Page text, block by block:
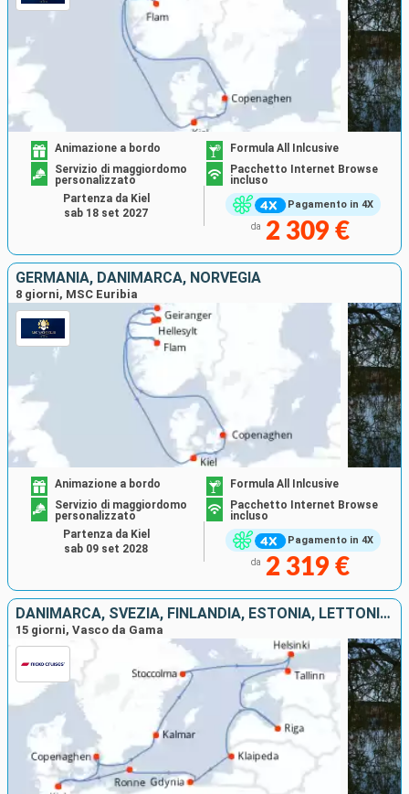
Pagamento in 4X
Animazione a bordo
Formula All Inlcusive
Servizio di maggiordomo
personalizzato
Pacchetto Internet Browse
incluso
da 2 309 €
Partenza da Kiel
sab 18 set 2027
GERMANIA, DANIMARCA, NORVEGIA
8 giorni, MSC Euribia
Pagamento in 4X
Animazione a bordo
Formula All Inlcusive
Servizio di maggiordomo
personalizzato
Pacchetto Internet Browse
incluso
da 2 319 €
Partenza da Kiel
sab 09 set 2028
DANIMARCA, SVEZIA, FINLANDIA, ESTONIA, LETTONIA, LITUANIA, POLONIA, GERMANIA
15 giorni, Vasco da Gama